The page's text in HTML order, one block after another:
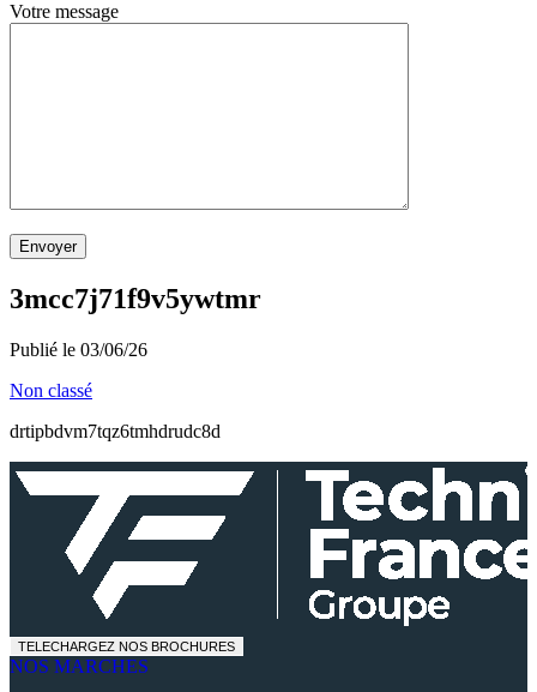
Votre message
Envoyer
3mcc7j71f9v5ywtmr
Publié le 03/06/26
Non classé
drtipbdvm7tqz6tmhdrudc8d
TELECHARGEZ NOS BROCHURES
NOS MARCHES